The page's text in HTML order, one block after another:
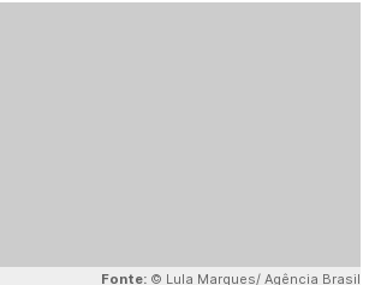
Fonte: © Lula Marques/ Agência Brasil